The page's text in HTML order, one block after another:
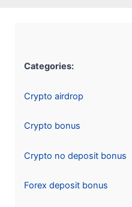
Categories:
Crypto airdrop
Crypto bonus
Crypto no deposit bonus
Forex deposit bonus